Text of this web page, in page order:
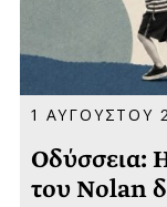
1 ΑΥΓΟΥΣΤΟΥ
Οδύσσεια:
του Nolan